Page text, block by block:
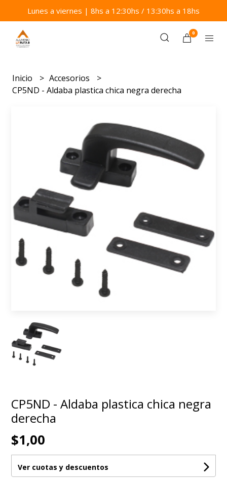
Lunes a viernes | 8hs a 12:30hs / 13:30hs a 18hs
0
Inicio
Accesorios
CP5ND - Aldaba plastica chica negra derecha
CP5ND - Aldaba plastica chica negra
derecha
$1,00
Ver cuotas y descuentos